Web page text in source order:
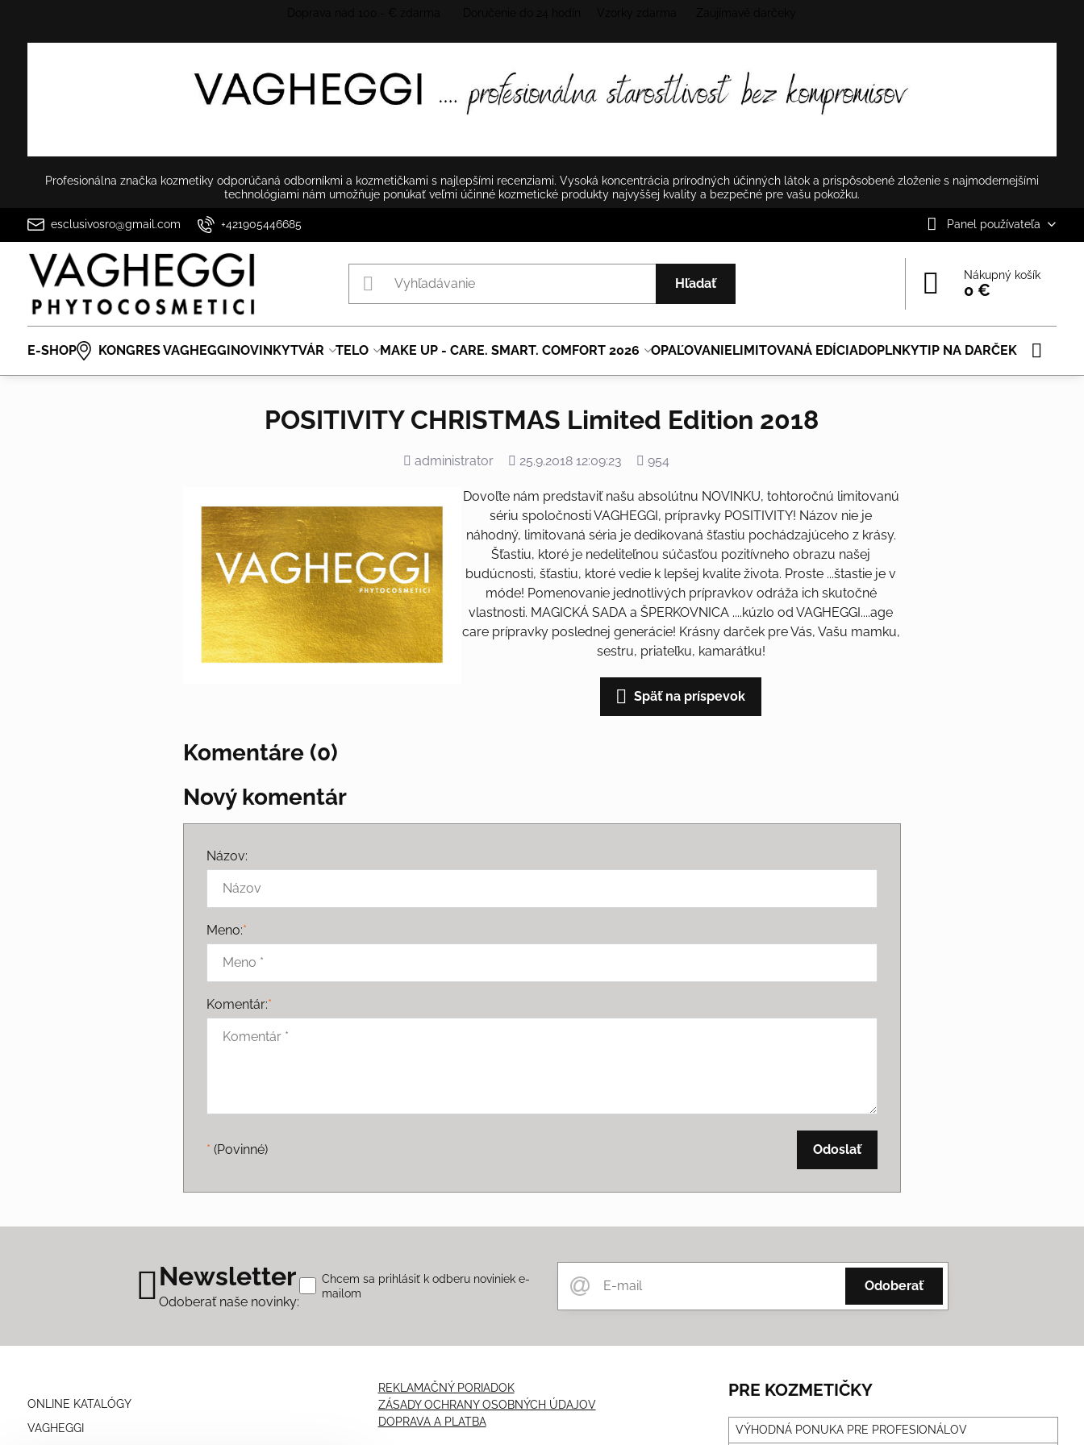
Profesionálna značka kozmetiky odporúčaná odborníkmi a kozmetičkami s najlepšími recenziami. Vysoká koncentrácia prírodných účinných látok a prispôsobené zloženie s najmodernejšími
technológiami nám umožňuje ponúkať veľmi účinné kozmetické produkty najvyššej kvality a bezpečné pre vašu pokožku.
esclusivosro@gmail.com +421905446685 Panel používateľa
Hľadať
Nákupný košík
0 €
E-SHOP KONGRES VAGHEGGINOVINKYTVÁR TELO MAKE UP - CARE. SMART. COMFORT 2026 OPAĽOVANIELIMITOVANÁ EDÍCIADOPLNKYTIP NA DARČEK
POSITIVITY CHRISTMAS Limited Edition 2018
Pridal
administrator Pridané
25.9.2018 12:09:23
Počet
954
Dovoľte nám predstaviť našu absolútnu NOVINKU, tohtoročnú limitovanú
sériu spoločnosti VAGHEGGI, prípravky POSITIVITY! Názov nie je
náhodný, limitovaná séria je dedikovaná šťastiu pochádzajúceho z krásy.
Šťastiu, ktoré je nedeliteľnou súčasťou pozitívneho obrazu našej
budúcnosti, šťastiu, ktoré vedie k lepšej kvalite života. Proste ...štastie je v
móde! Pomenovanie jednotlivých prípravkov odráža ich skutočné
vlastnosti. MAGICKÁ SADA a ŠPERKOVNICA ....kúzlo od VAGHEGGI....age
care prípravky poslednej generácie! Krásny darček pre Vás, Vašu mamku,
sestru, priateľku, kamarátku!
Späť na príspevok
Komentáre (0)
Nový komentár
Názov:
Meno:*
Komentár:*
* (Povinné) Odoslať
Newsletter
Odoberať naše novinky:
Odoberať
Chcem sa prihlásiť k odberu noviniek e-
mailom
ONLINE KATALÓGY
VAGHEGGI
REKLAMAČNÝ PORIADOK
ZÁSADY OCHRANY OSOBNÝCH ÚDAJOV
DOPRAVA A PLATBA
PRE KOZMETIČKY
VÝHODNÁ PONUKA PRE PROFESIONÁLOV